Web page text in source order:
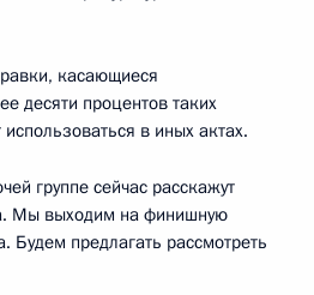
Петербурга Александром
касающиеся
десяти процентов таких
в иных актах.
группе сейчас расскажут
Мы выходим на финишную
Будем предлагать рассмотреть